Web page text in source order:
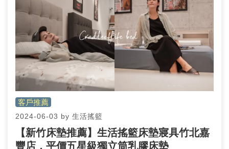
客戶推薦
2024-06-03 by 生活搖籃
【新竹床墊推薦】生活搖籃床墊寢具竹北嘉
豐店，平價五星級獨立筒乳膠床墊